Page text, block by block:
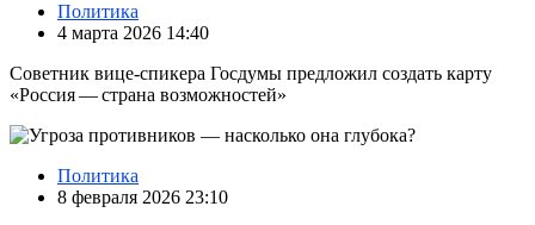
Политика
4 марта 2026 14:40
Советник вице-спикера Госдумы предложил создать карту
«Россия — страна возможностей»
Политика
8 февраля 2026 23:10